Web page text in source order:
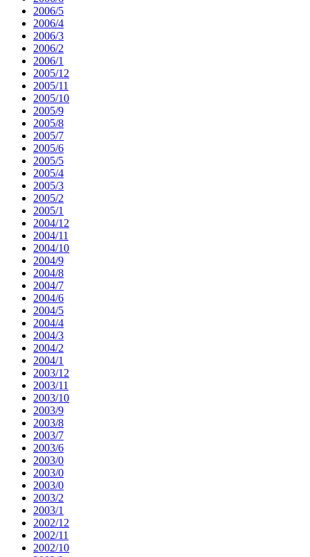
2006/5
2006/4
2006/3
2006/2
2006/1
2005/12
2005/11
2005/10
2005/9
2005/8
2005/7
2005/6
2005/5
2005/4
2005/3
2005/2
2005/1
2004/12
2004/11
2004/10
2004/9
2004/8
2004/7
2004/6
2004/5
2004/4
2004/3
2004/2
2004/1
2003/12
2003/11
2003/10
2003/9
2003/8
2003/7
2003/6
2003/0
2003/0
2003/0
2003/2
2003/1
2002/12
2002/11
2002/10